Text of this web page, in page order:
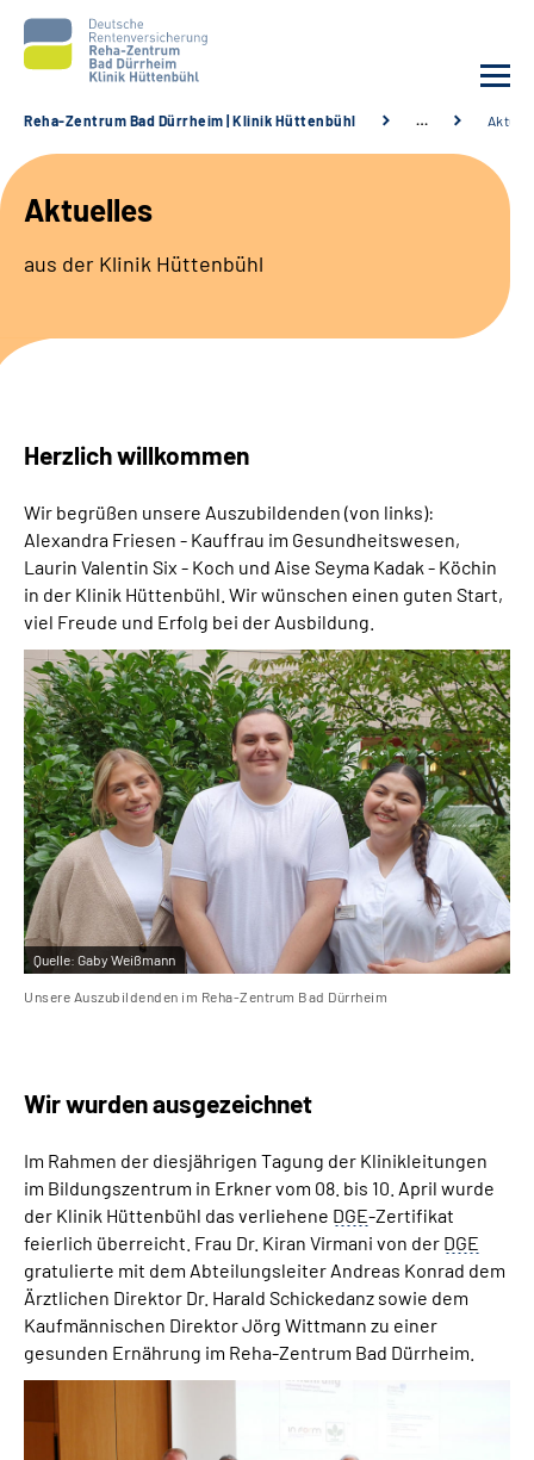
Unsere Klinik
Unsere Angebote
Leichte Sprache
Gebärdensprache
Reha-Zentrum Bad Dürrheim | Klinik Hüttenbühl …
Aktuelles
aus der Klinik Hüttenbühl
Herzlich willkommen
Wir begrüßen unsere Auszubildenden (von links):
Alexandra Friesen - Kauffrau im Gesundheitswesen,
Laurin Valentin Six - Koch und Aise Seyma Kadak - Köchin
in der Klinik Hüttenbühl. Wir wünschen einen guten Start,
viel Freude und Erfolg bei der Ausbildung.
Quelle: Gaby Weißmann
Unsere Auszubildenden im Reha-Zentrum Bad Dürrheim
Wir wurden ausgezeichnet
Im Rahmen der diesjährigen Tagung der Klinikleitungen
im Bildungszentrum in Erkner vom 08. bis 10. April wurde
der Klinik Hüttenbühl das verliehene DGE-Zertifikat
feierlich überreicht. Frau Dr. Kiran Virmani von der DGE
gratulierte mit dem Abteilungsleiter Andreas Konrad dem
Ärztlichen Direktor Dr. Harald Schickedanz sowie dem
Kaufmännischen Direktor Jörg Wittmann zu einer
gesunden Ernährung im Reha-Zentrum Bad Dürrheim.